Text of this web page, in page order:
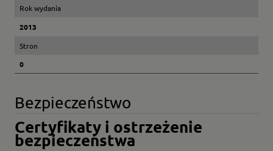
Rok wydania
2013
Stron
0
Bezpieczeństwo
Certyfikaty i ostrzeżenie
bezpieczeństwa